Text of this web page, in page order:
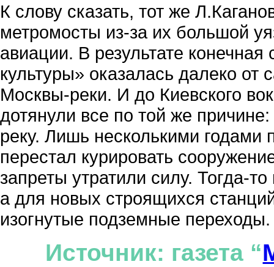
К слову сказать, тот же
метромосты из-за их большой
авиации. В результате
культуры» оказалась далеко
Москвы-реки. И до Киевского
дотянули все по той же
реку. Лишь несколькими годами
перестал курировать
запреты утратили силу. Тогда-
а для новых строящихся
изогнутые подземные переходы.
Источник: газета “